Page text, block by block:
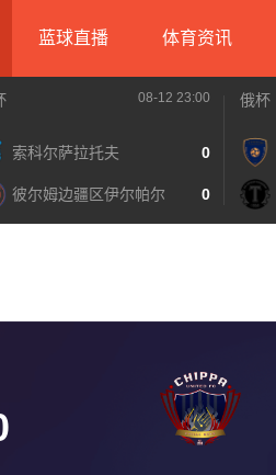
蓝球直播 体育资讯
08-12 23:00
索科尔萨拉托夫 0
彼尔姆边疆区伊尔帕尔 0
俄杯